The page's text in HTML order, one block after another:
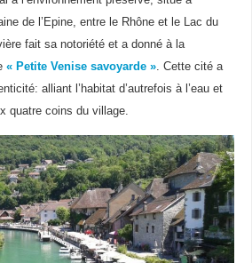
de l’Epine, entre le Rhône et le Lac du
fait sa notoriété et a donné à la
« Petite Venise savoyarde ». Cette cité a
alliant l’habitat d’autrefois à l’eau et
quatre coins du village.